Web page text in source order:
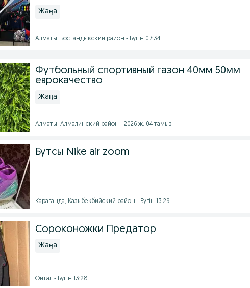
Жаңа
Алматы, Бостандыкский район - Бүгін 07:34
Футбольный спортивный газон 40мм 50мм
еврокачество
Жаңа
Алматы, Алмалинский район - 2026 ж. 04 тамыз
Бутсы Nike air zoom
Караганда, Казыбекбийский район - Бүгін 13:29
Сороконожки Предатор
Жаңа
Ойтал - Бүгін 13:28